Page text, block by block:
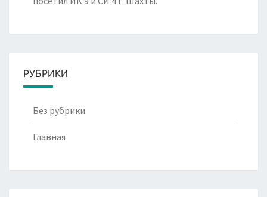
РУБРИКИ
Без рубрики
Главная